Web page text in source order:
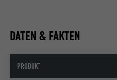
DATEN & FAKTEN
PRODUKT